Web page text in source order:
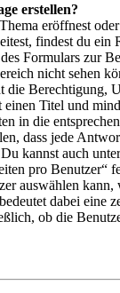
erstellen?
eröffnest
findest du ein
Formulars zur
nicht sehen
die Berechtigung,
einen Titel und
in die
dass jede
kannst auch unter
pro Benutzer“
auswählen
dabei eine
ob die